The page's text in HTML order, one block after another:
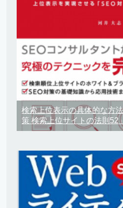
検索上位表示の具体的な方
策 検索上位サイトの法則52